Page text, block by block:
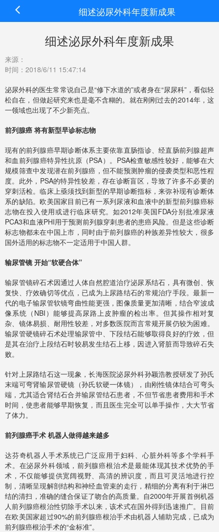
细述泌尿外科年度新成果
细述泌尿外科年度新成果
来源：
时间：2018/6/11 15:47:14
泌尿外科的医生常常说自己是“修下水道的”或者身在“尿尿科”，看似轻
松自在，但做起研究来也是毫不含糊的。就在刚刚过去的2014年，这
一领域也出现了不少新亮点。
前列腺癌 将有新型早诊标志物
现有的前列腺癌早期诊断体系主要依靠直肠指诊、经直肠前列腺超声
和血前列腺癌特异性抗原（PSA）。PSA检查敏感性较好，能够在大
规模筛查中发现潜在前列腺癌，但不能预测肿瘤的侵袭类型和恶性程
度。此外，PSA的特异性较差，存在诊断盲区，导致了许多不必要的
穿刺活检。临床上亟须找到新型的早期诊断指标，来弥补现有诊断体
系的缺陷。欧美国家目前已有一系列尿液和血液中的新型前列腺癌标
志物在投入使用或进行临床研究。如2012年美国FDA分别批准尿液
PCA3和血液PHI用于预测前列腺穿刺患者的患癌风险。但是这些诊断
标志物都未在中国上市，同时由于前列腺癌的种族差异性较大，很多
国外适用的标志物不一定适用于中国人群。
输尿管镜 开始“软硬合体”
输尿管镜碎石术因通过人体自然腔道治疗泌尿系结石，具有微创、恢
复快、疗效确切等优点，已成为上尿路结石的常规治疗手段。最新一
代的电子输尿管软镜弯曲性能更强，图像质量更加清晰，结合窄波成
像系统（NBI）能够提高尿路上皮肿瘤的检出率。但其操作相对复
杂、镜体易损、耐用性较差，对多数医院而言常规开展仍较为困难。
输尿管硬镜碎石术处理输尿管中、下段结石能够取得良好的疗效，但
是其在治疗上段结石时较易发生结石上移，因进入肾脏而导致碎石失
败。
针对上尿路结石这一现象，长海医院泌尿外科孙颖浩教授研发了孙氏
末端可弯肾输尿管硬镜（孙氏软硬一体镜），由刚性镜体结合可弯头
端，尤其适合肾结石合并输尿管结石患者，不但节省患者费用和手术
时间，使患者能够早期恢复，而且医生完全可以单手操作，大大节省
了体力。
前列腺癌手术 机器人做得越来越多
达芬奇机器人手术系统已广泛应用于妇科、心脏外科等多个学科手
术。在泌尿外科领域，前列腺癌根治术是最能体现其技术优势的手
术，不仅能够提供宽阔视野、高清的辨识度，而且可灵活地进行控
制，清晰呈现解剖结构和神经血管束的走行，精细的分离有利于淋巴
结的清扫，准确的缝合保证了吻合的高质量。自2000年开展首例机器
人前列腺癌根治性切除手术以来，该术式在国外得到迅速推广。目前
在欧美国家超过90%的前列腺癌根治手术由机器人辅助完成，已成为
前列腺癌根治手术的“金标准”。